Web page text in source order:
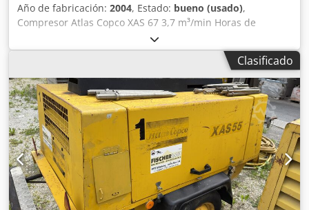
Año de fabricación: 2004, Estado: bueno (usado),
Compresor Atlas Copco XAS 67 3,7 m³/min Horas de
funcionamiento: 2.371 h Dkjdpfxsiywpzj Apqor Motor
Deutz Tipo: diésel
Clasificado